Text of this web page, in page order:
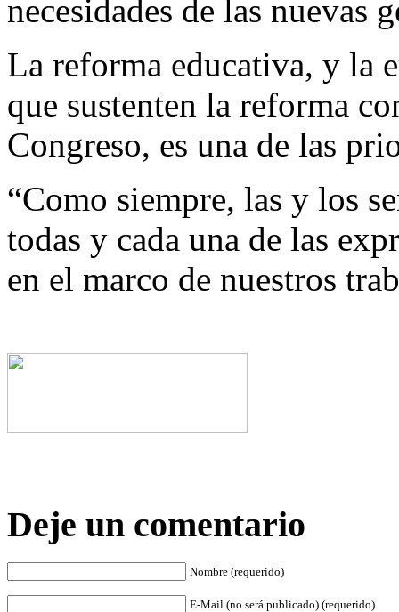
necesidades de las nuevas
La reforma educativa, y la
que sustenten la reforma
Congreso, es una de las
“Como siempre, las y los
todas y cada una de las
en el marco de nuestros
Deje un comentario
Nombre (requerido)
E-Mail (no será publicado) (requerido)